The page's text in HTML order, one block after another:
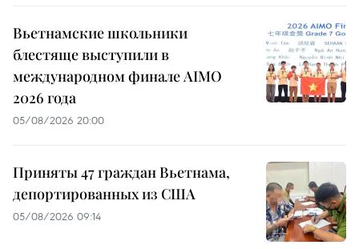
Вьетнамские школьники
блестяще выступили в
международном финале AIMO
2026 года
05/08/2026 20:00
Приняты 47 граждан Вьетнама,
депортированных из США
05/08/2026 09:14